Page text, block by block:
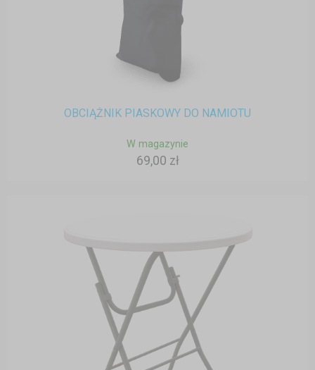
OBCIĄŻNIK PIASKOWY DO NAMIOTU
W magazynie
69,00 zł